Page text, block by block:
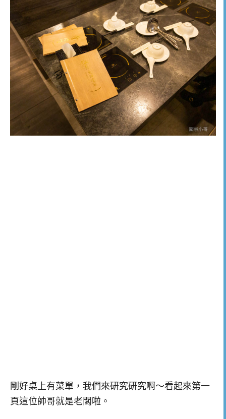
剛好桌上有菜單，我們來研究研究啊～看起來第一
頁這位帥哥就是老闆啦。